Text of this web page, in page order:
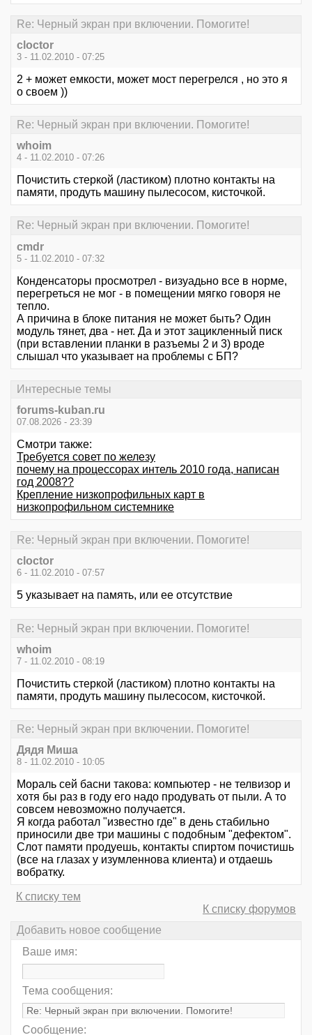
Re: Черный экран при включении. Помогите!
cloctor
3 - 11.02.2010 - 07:25
2 + может емкости, может мост перегрелся , но это я
о своем ))
Re: Черный экран при включении. Помогите!
whoim
4 - 11.02.2010 - 07:26
Почистить стеркой (ластиком) плотно контакты на
памяти, продуть машину пылесосом, кисточкой.
Re: Черный экран при включении. Помогите!
cmdr
5 - 11.02.2010 - 07:32
Конденсаторы просмотрел - визуадьно все в норме,
перегреться не мог - в помещении мягко говоря не
тепло.
А причина в блоке питания не может быть? Один
модуль тянет, два - нет. Да и этот зацикленный писк
(при вставлении планки в разъемы 2 и 3) вроде
слышал что указывает на проблемы с БП?
Интересные темы
forums-kuban.ru
07.08.2026 - 23:39
Смотри также:
Требуется совет по железу
почему на процессорах интель 2010 года, написан
год 2008??
Крепление низкопрофильных карт в
низкопрофильном системнике
Re: Черный экран при включении. Помогите!
cloctor
6 - 11.02.2010 - 07:57
5 указывает на память, или ее отсутствие
Re: Черный экран при включении. Помогите!
whoim
7 - 11.02.2010 - 08:19
Почистить стеркой (ластиком) плотно контакты на
памяти, продуть машину пылесосом, кисточкой.
Re: Черный экран при включении. Помогите!
Дядя Миша
8 - 11.02.2010 - 10:05
Мораль сей басни такова: компьютер - не телвизор и
хотя бы раз в году его надо продувать от пыли. А то
совсем невозможно получается.
Я когда работал "известно где" в день стабильно
приносили две три машины с подобным "дефектом".
Слот памяти продуешь, контакты спиртом почистишь
(все на глазах у изумленнова клиента) и отдаешь
вобратку.
К списку тем
К списку форумов
Добавить новое сообщение
Ваше имя:
Тема сообщения:
Сообщение: